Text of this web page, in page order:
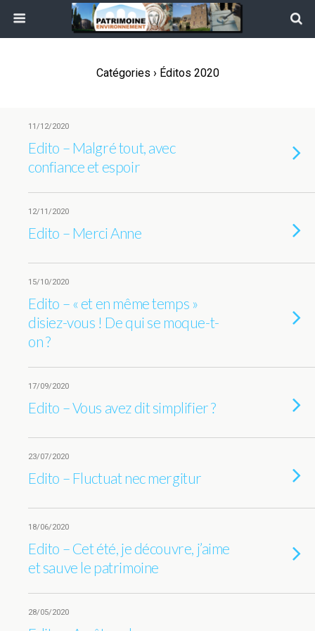
Catégories › Éditos 2020
11/12/2020
Edito – Malgré tout, avec
confiance et espoir
12/11/2020
Edito – Merci Anne
15/10/2020
Edito – « et en même temps »
disiez-vous ! De qui se moque-t-
on ?
17/09/2020
Edito – Vous avez dit simplifier ?
23/07/2020
Edito – Fluctuat nec mergitur
18/06/2020
Edito – Cet été, je découvre, j’aime
et sauve le patrimoine
28/05/2020